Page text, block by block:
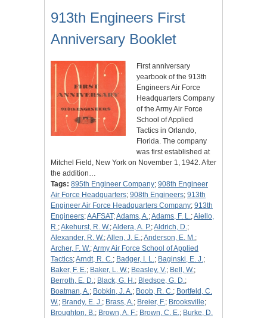
913th Engineers First
Anniversary Booklet
First anniversary
yearbook of the 913th
Engineers Air Force
Headquarters Company
of the Army Air Force
School of Applied
Tactics in Orlando,
Florida. The company
was first established at
Mitchel Field, New York on November 1, 1942. After
the addition…
Tags: 895th Engineer Company; 908th Engineer
Air Force Headquarters; 908th Engineers; 913th
Engineer Air Force Headquarters Company; 913th
Engineers;AAFSAT;Adams, A.;Adams, F. L.;Aiello,
R.;Akehurst, R. W.;Aldera, A. P.;Aldrich, D.;
Alexander, R. W.;Allen, J. E.;Anderson, E. M.;
Archer, F. W.;Army Air Force School of Applied
Tactics;Arndt, R. C.; Badger, I. L.; Baginski, E. J.;
Baker, F. E.; Baker, L. W.; Beasley, V.; Bell, W.;
Berroth, E. D.; Black, G. H.; Bledsoe, G. D.;
Boatman, A.; Bobkin, J. A.; Boob, R. C.; Bortfeld, C.
W.; Brandy, E. J.; Brass, A.; Breier, F.; Brooksville;
Broughton, B.; Brown, A. F.; Brown, C. E.; Burke, D.